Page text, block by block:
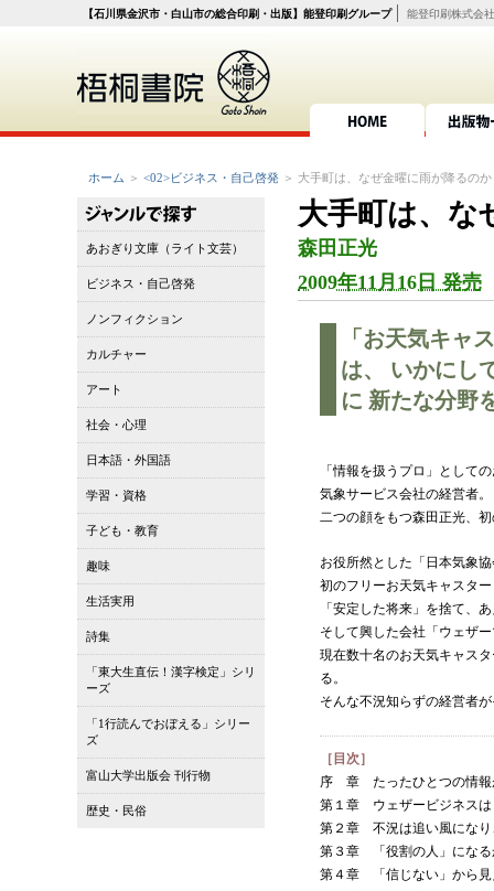
【石川県金沢市・白山市の総合印刷・出版】能登印刷グループ 能登印刷株式会社
HOME 出版物
ホーム ＞ <02>ビジネス・自己啓発 ＞ 大手町は、なぜ金曜に雨が降るのか
大手町は、な
森田正光
2009年11月16日 発売
「お天気キャ
は、 いかにし
に 新たな分野
「情報を扱うプロ」として
気象サービス会社の経営者。
二つの顔をもつ森田正光、
お役所然とした「日本気象
初のフリーお天気キャスタ
「安定した将来」を捨て、
そして興した会社「ウェザ
現在数十名のお天気キャス
る。
そんな不況知らずの経営者
［目次］
序 章 たったひとつの情報
第１章 ウェザービジネスは
第２章 不況は追い風になり
第３章 「役割の人」になる
第４章 「信じない」から見
あおぎり文庫（ライト文芸）
ビジネス・自己啓発
ノンフィクション
カルチャー
アート
社会・心理
日本語・外国語
学習・資格
子ども・教育
趣味
生活実用
詩集
「東大生直伝！漢字検定」シリ
ーズ
「1行読んでおぼえる」シリー
ズ
富山大学出版会 刊行物
歴史・民俗